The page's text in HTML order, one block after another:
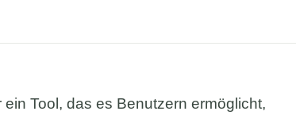
Tool, das es Benutzern ermöglicht,